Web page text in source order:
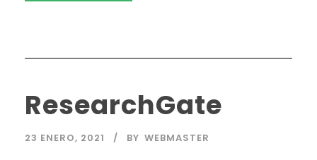
ResearchGate
23 ENERO, 2021 BY WEBMASTER